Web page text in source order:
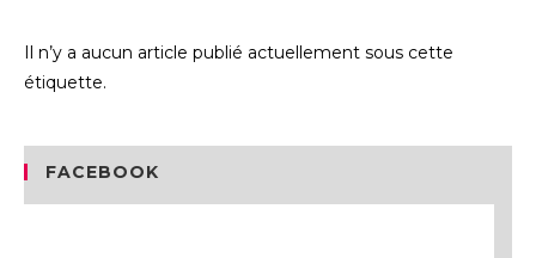
Il n’y a aucun article publié actuellement sous cette
étiquette.
FACEBOOK